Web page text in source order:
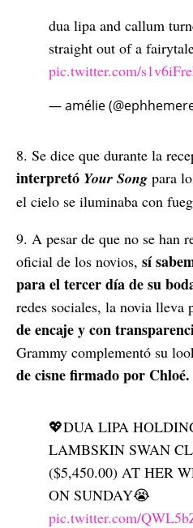
dua lipa and callum
straight out of a
pic.twitter.com/
— amélie
8. Se dice que durante la
interpretó Your Song para
el cielo se iluminaba con
9. A pesar de que no se han
oficial de los novios, sí
para el tercer día de su
redes sociales, la novia lleva
de encaje y con
Grammy complementó su
de cisne firmado por Chloé.
💖DUA LIPA
LAMBSKIN SWAN
($5,450.00) AT HER
ON SUNDAY😭
pic.twitter.com/